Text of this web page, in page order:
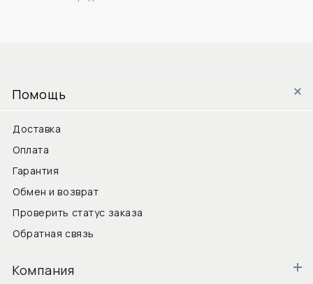
Помощь
Доставка
Оплата
Гарантия
Обмен и возврат
Проверить статус заказа
Обратная связь
Компания